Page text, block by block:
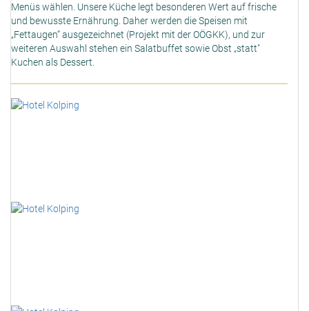
Menüs wählen. Unsere Küche legt besonderen Wert auf frische
und bewusste Ernährung. Daher werden die Speisen mit
„Fettaugen“ ausgezeichnet (Projekt mit der OÖGKK), und zur
weiteren Auswahl stehen ein Salatbuffet sowie Obst „statt"
Kuchen als Dessert.